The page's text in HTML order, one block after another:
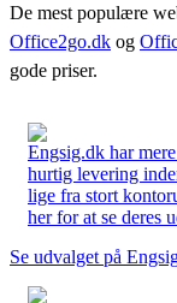
De mest populære
Office2go.dk og
gode priser.
Engsig.dk har
hurtig levering
lige fra stort
her for at se deres
Se udvalget på